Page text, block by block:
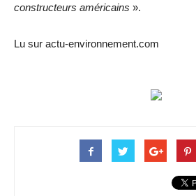
constructeurs américains ».
Lu sur actu-environnement.com